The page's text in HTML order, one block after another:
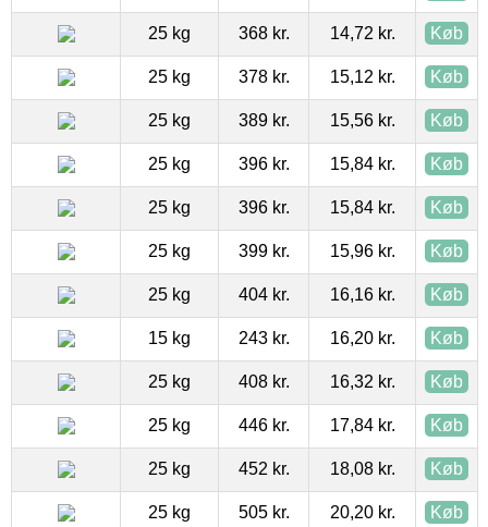
25 kg 368 kr. 14,72 kr. Køb
25 kg 378 kr. 15,12 kr. Køb
25 kg 389 kr. 15,56 kr. Køb
25 kg 396 kr. 15,84 kr. Køb
25 kg 396 kr. 15,84 kr. Køb
25 kg 399 kr. 15,96 kr. Køb
25 kg 404 kr. 16,16 kr. Køb
15 kg 243 kr. 16,20 kr. Køb
25 kg 408 kr. 16,32 kr. Køb
25 kg 446 kr. 17,84 kr. Køb
25 kg 452 kr. 18,08 kr. Køb
25 kg 505 kr. 20,20 kr. Køb